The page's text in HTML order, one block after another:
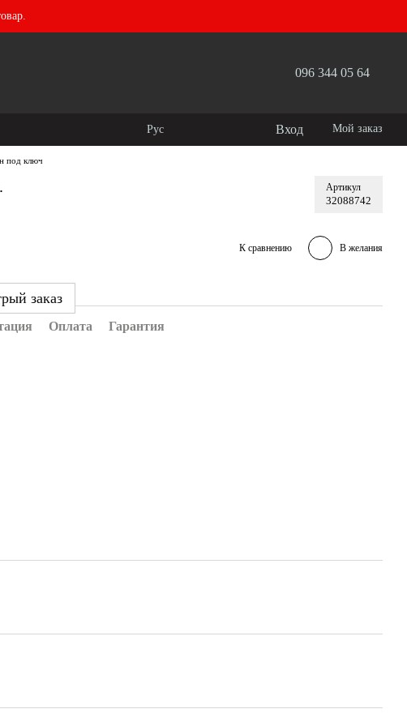
096 344 05 64
Рус Вход Мой заказ
под ключ
Артикул
32088742
К сравнению В желания
заказ
Оплата Гарантия